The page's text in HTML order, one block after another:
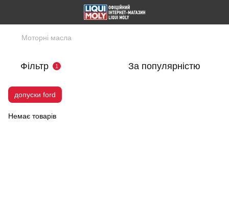
Моторні масла
Фільтр 1 За популярністю
допуски ford
Немає товарів